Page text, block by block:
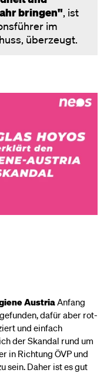
bringen", ist
im
überzeugt.
AustriaAnfang
dafür aber rot-
und einfach
der Skandal rund um
in Richtung ÖVP und
sein. Daher ist es gut